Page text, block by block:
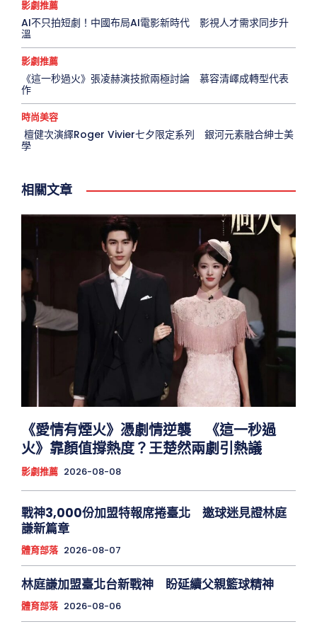
影劇推薦
AI不只拍短劇！中國布局AI電影新時代 影視人才需求同步升
溫
影劇推薦
《這一秒過火》張凌赫演技掀兩極討論 慕容清嶧成轉型代表
作
時尚美容
檀健次演繹Roger Vivier七夕限定系列 銀河元素融合紳士美
學
相關文章
《愛情有煙火》憑劇情逆襲 《這一秒過
火》靠顏值撐熱度？王楚然兩劇引熱議
影劇推薦 2026-08-08
戰神3,000份加盟特報席捲臺北 邀球迷見證林庭
謙新篇章
體育部落 2026-08-07
林庭謙加盟臺北台新戰神 盼延續父親籃球精神
體育部落 2026-08-06